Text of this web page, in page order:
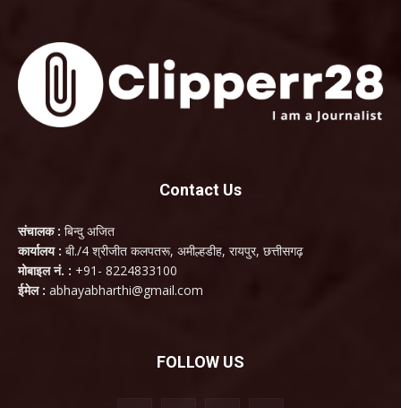
Contact Us
संचालक : बिन्दु अजित
कार्यालय : बी./4 श्रीजीत कलपतरू, अमील्हडीह, रायपुर, छत्तीसगढ़
मोबाइल नं. : +91- 8224833100
ईमेल : abhayabharthi@gmail.com
FOLLOW US